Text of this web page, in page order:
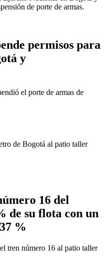
permisos para
y
el porte de armas de
16 del
de su flota con un
%
tren número 16 al patio taller